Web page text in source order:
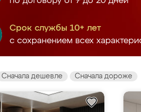
Срок службы 10+ лет
с сохранением всех
Сначала дешевле Сначала дороже